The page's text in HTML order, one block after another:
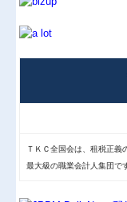
ＴＫＣ全国会は、租税正義
最大級の職業会計人集団で